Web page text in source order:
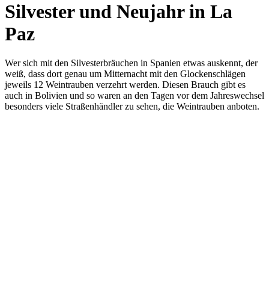
Silvester und Neujahr in La
Paz
Wer sich mit den Silvesterbräuchen in Spanien etwas auskennt, der
weiß, dass dort genau um Mitternacht mit den Glockenschlägen
jeweils 12 Weintrauben verzehrt werden. Diesen Brauch gibt es
auch in Bolivien und so waren an den Tagen vor dem Jahreswechsel
besonders viele Straßenhändler zu sehen, die Weintrauben anboten.